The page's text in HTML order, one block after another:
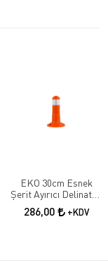
EKO 30cm Esnek
Şerit Ayırıcı Delinatör
Esnek Şerit Ayırıcı
286,00 +KDV